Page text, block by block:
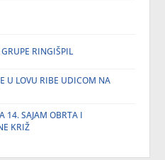
RINGIŠPIL
U LOVU RIBE UDICOM NA
14. SAJAM OBRTA I
KRIŽ